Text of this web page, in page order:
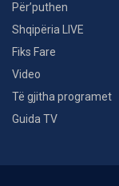
Për’puthen
Shqipëria LIVE
Fiks Fare
Video
Të gjitha programet
Guida TV